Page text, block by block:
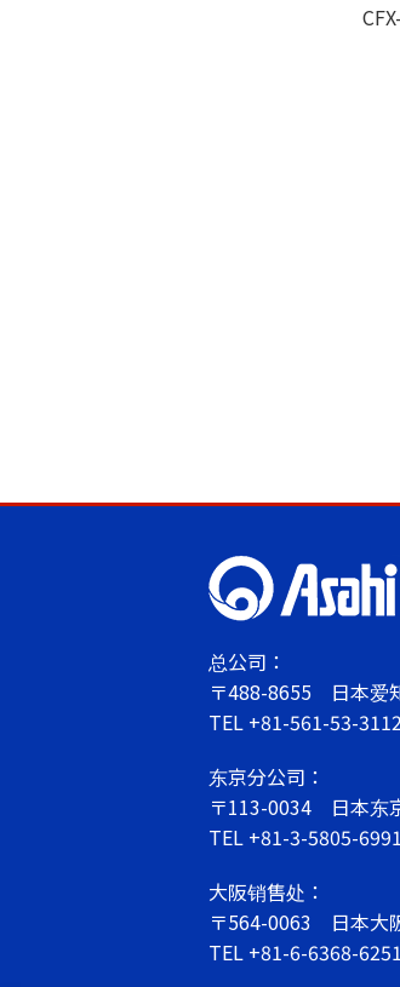
总公司：
〒488-8655 日本爱
TEL +81-561-53-3112
东京分公司：
〒113-0034 日本东
TEL +81-3-5805-6991
大阪销售处：
〒564-0063 日本大
TEL +81-6-6368-6251